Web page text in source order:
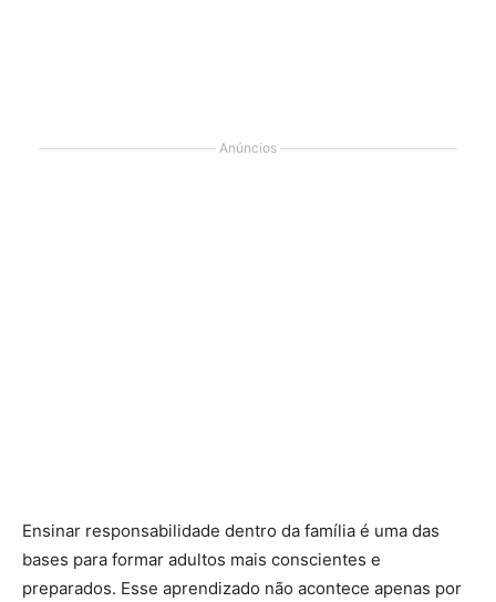
Anúncios
Ensinar responsabilidade dentro da família é uma das
bases para formar adultos mais conscientes e
preparados. Esse aprendizado não acontece apenas por